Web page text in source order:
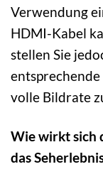
Verwendung
HDMI-Kabel
stellen Sie
volle Bildrate
Wie wirkt sich
das